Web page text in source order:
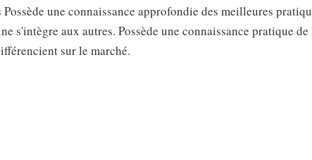
une connaissance approfondie des meilleures
s'intègre aux autres. Possède une connaissance pratique de
sur le marché.